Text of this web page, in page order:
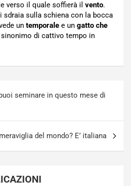
verso il quale soffierà il vento.
sdraia sulla schiena con la bocca
un temporale e un gatto che
di cattivo tempo in
seminare in questo mese di
del mondo? E’ italiana